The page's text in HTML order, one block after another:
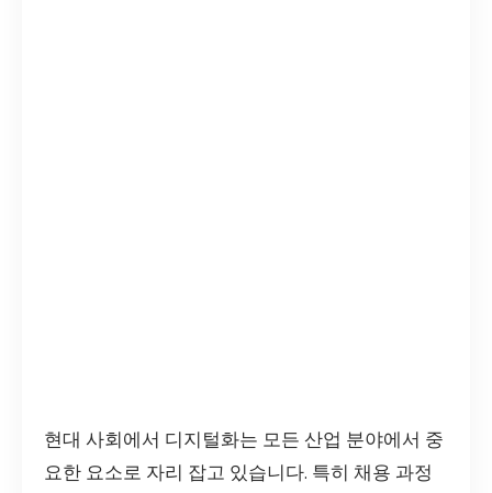
현대 사회에서 디지털화는 모든 산업 분야에서 중
요한 요소로 자리 잡고 있습니다. 특히 채용 과정